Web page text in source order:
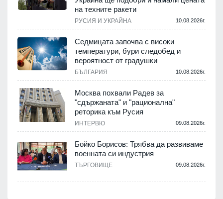
на техните ракети
РУСИЯ И УКРАЙНА 10.08.2026г.
Седмицата започва с високи
температури, бури следобед и
вероятност от градушки
БЪЛГАРИЯ 10.08.2026г.
Москва похвали Радев за
"сдържаната" и "рационална"
реторика към Русия
ИНТЕРВЮ 09.08.2026г.
Бойко Борисов: Трябва да развиваме
военната си индустрия
ТЪРГОВИЩЕ 09.08.2026г.